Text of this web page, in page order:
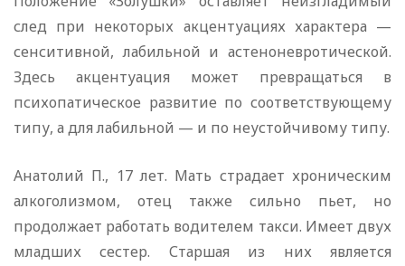
след при некоторых акцентуациях характера —
сенситивной, лабильной и астеноневротической.
Здесь акцентуация может превращаться в
психопатическое развитие по соответствующему
типу, а для лабильной — и по неустойчивому типу.
Анатолий П., 17 лет. Мать страдает хроническим
алкоголизмом, отец также сильно пьет, но
продолжает работать водителем такси. Имеет двух
младших сестер. Старшая из них является